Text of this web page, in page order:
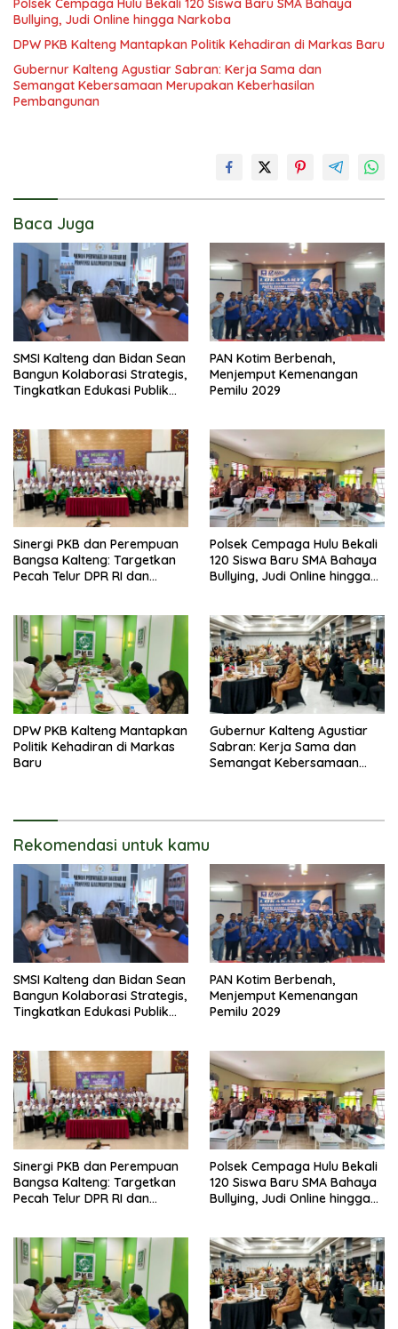
Polsek Cempaga Hulu Bekali 120 Siswa Baru SMA Bahaya
Bullying, Judi Online hingga Narkoba
DPW PKB Kalteng Mantapkan Politik Kehadiran di Markas Baru
Gubernur Kalteng Agustiar Sabran: Kerja Sama dan
Semangat Kebersamaan Merupakan Keberhasilan
Pembangunan
Baca Juga
SMSI Kalteng dan Bidan Sean
Bangun Kolaborasi Strategis,
Tingkatkan Edukasi Publik
PAN Kotim Berbenah,
Menjemput Kemenangan
Pemilu 2029
Sinergi PKB dan Perempuan
Bangsa Kalteng: Targetkan
Pecah Telur DPR RI dan
Polsek Cempaga Hulu Bekali
120 Siswa Baru SMA Bahaya
Bullying, Judi Online hingga
DPW PKB Kalteng Mantapkan
Politik Kehadiran di Markas
Baru
Gubernur Kalteng Agustiar
Sabran: Kerja Sama dan
Semangat Kebersamaan
Rekomendasi untuk kamu
SMSI Kalteng dan Bidan Sean
Bangun Kolaborasi Strategis,
Tingkatkan Edukasi Publik
PAN Kotim Berbenah,
Menjemput Kemenangan
Pemilu 2029
Sinergi PKB dan Perempuan
Bangsa Kalteng: Targetkan
Pecah Telur DPR RI dan
Polsek Cempaga Hulu Bekali
120 Siswa Baru SMA Bahaya
Bullying, Judi Online hingga